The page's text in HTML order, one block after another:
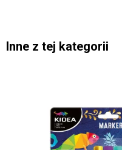
Inne z tej kategorii